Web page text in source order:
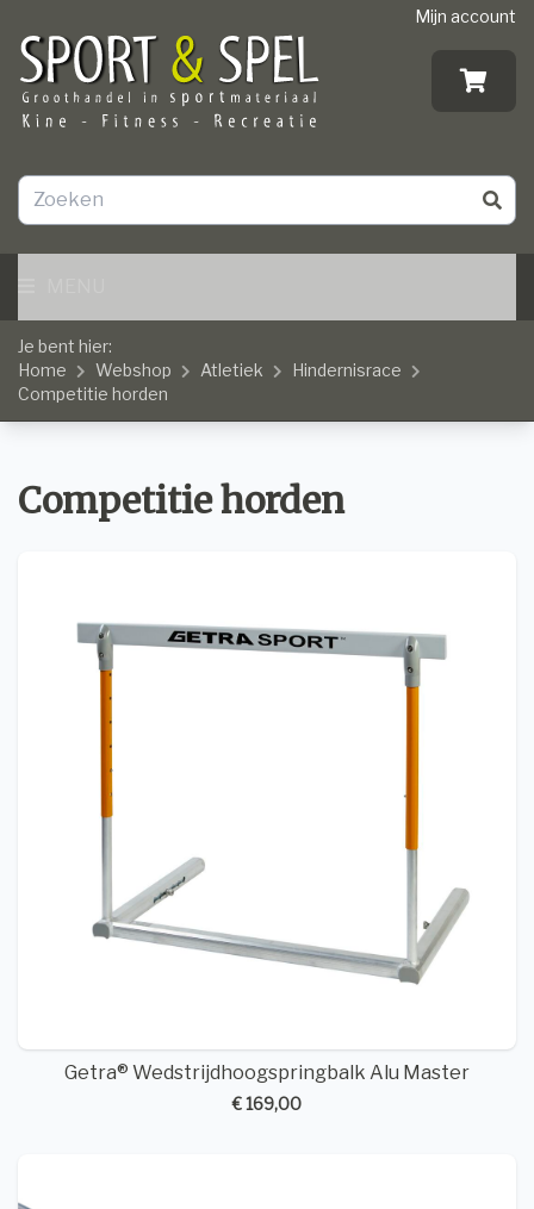
Mijn account
Je bent hier:
Home
Webshop Atletiek
Hindernisrace
Competitie horden
Competitie horden
Getra® Wedstrijdhoogspringbalk Alu Master
€ 169,00